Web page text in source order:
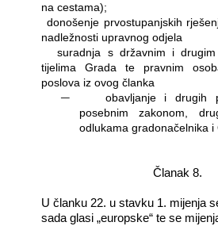
na cestama);
donošenje prvostupanjskih
nadležnosti upravnog odjela
suradnja s državnim i
tijelima Grada te pravnim
poslova iz ovog članka
―
obavljanje i drugih
posebnim zakonom,
odlukama gradonačelnika i
Članak 8.
U članku 22. u stavku 1. mijenja
sada glasi „europske“ te se